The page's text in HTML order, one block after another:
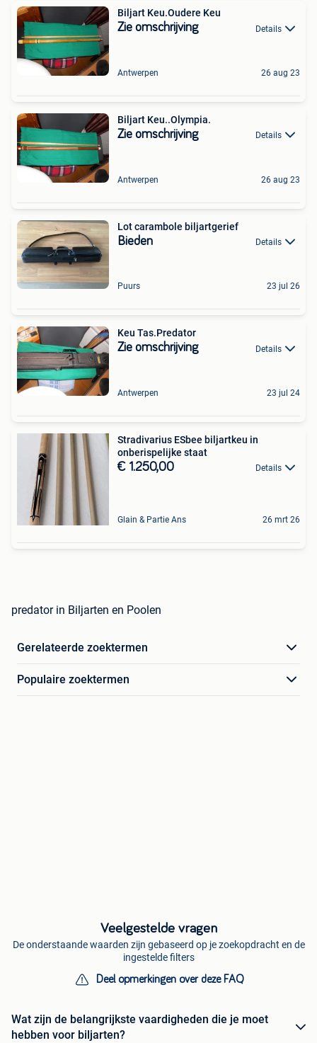
Biljart Keu.Oudere Keu
Zie omschrijving Details
Antwerpen 26 aug 23
Biljart Keu..Olympia.
Zie omschrijving Details
Antwerpen 26 aug 23
Lot carambole biljartgerief
Bieden Details
Puurs 23 jul 26
Keu Tas.Predator
Zie omschrijving Details
Antwerpen 23 jul 24
Stradivarius ESbee biljartkeu in
onberispelijke staat
€ 1.250,00 Details
Glain & Partie Ans 26 mrt 26
predator in Biljarten en Poolen
Gerelateerde zoektermen
Populaire zoektermen
Veelgestelde vragen
De onderstaande waarden zijn gebaseerd op je zoekopdracht en de
ingestelde filters
Deel opmerkingen over deze FAQ
Wat zijn de belangrijkste vaardigheden die je moet
hebben voor biljarten?